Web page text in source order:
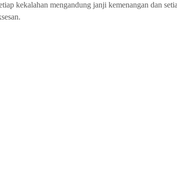
kekalahan mengandung janji kemenangan dan